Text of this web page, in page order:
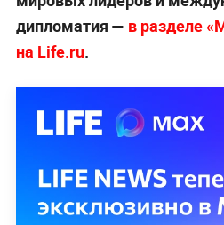
дипломатия — в разделе
на Life.ru.